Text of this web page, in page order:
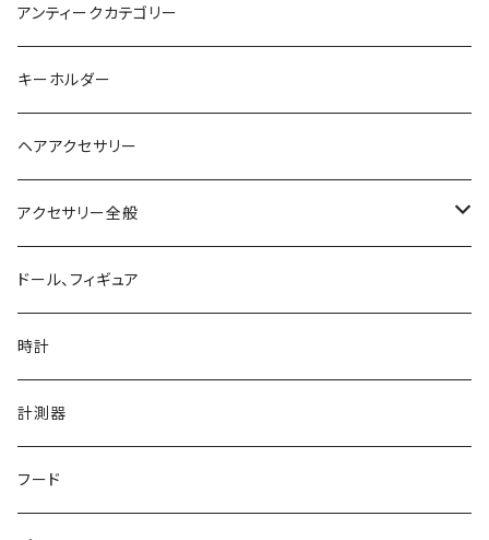
手首、足首
アンティークカテゴリー
キーホルダー
ヘアアクセサリー
アクセサリー全般
シルバーアクセサリー
ネックレス、ペンダント
ブレスレット、バングル
真鍮、銅、ニッケル、非鉄金属アクセサリー
ネックレス、ペンダント
ブレスレット、バングル
アクリル、レジン、ガラス、その他
ネックレス、ペンダント
革製品
ドール、フィギュア
時計
計測器
フード